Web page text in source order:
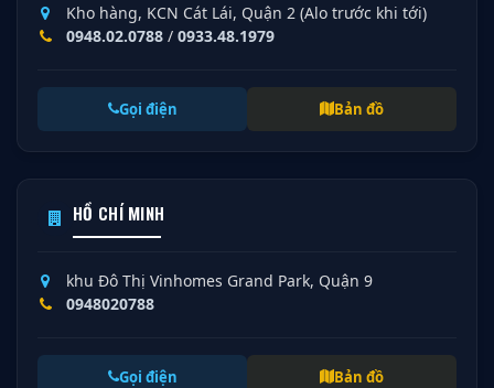
Kho hàng, KCN Cát Lái, Quận 2 (Alo trước khi tới)
0948.02.0788 / 0933.48.1979
Gọi điện Bản đồ
HỒ CHÍ MINH
khu Đô Thị Vinhomes Grand Park, Quận 9
0948020788
Gọi điện Bản đồ